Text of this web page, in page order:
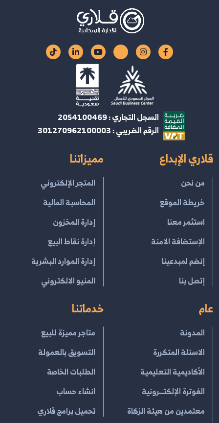
السجل التجاري : 2054100469
الرقم الضريبي : 301270962100003
قلاري الإبداع
من نحن
خريطة الموقع
استثمر معنا
الإستضافة الامنة
إنضم لمبدعينا
إتصل بنا
مميزاتنا
المتجر الإلكتروني
المحاسبة المالية
إدارة المخزون
إدارة نقاط البيع
إدارة الموارد البشرية
المنيو الالكتروني
عام
المدونة
الاسئلة المتكررة
الأكاديمية التعليمية
الفوترة الإلكتــرونية
معتمدين من هيئة الزكاة
خدماتنا
متاجر مميزة للبيع
التسويق بالعمولة
الطلبات الخاصة
انشاء حساب
تحميل برامج قلاري